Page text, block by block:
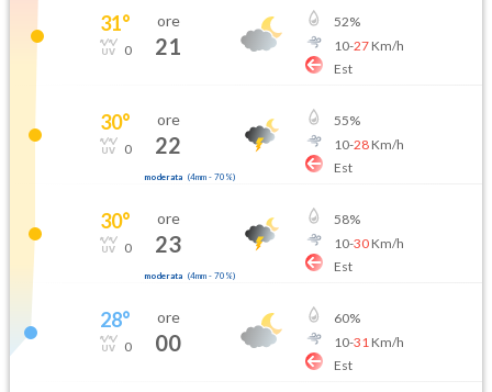
31°
0
ore
21
52%
10-27Km/h
Est
30°
0
ore
22
moderata (4mm- 70 %)
55%
10-28Km/h
Est
30°
0
ore
23
moderata (4mm- 70 %)
58%
10-30Km/h
Est
28°
0
ore
00
60%
10-31 Km/h
Est